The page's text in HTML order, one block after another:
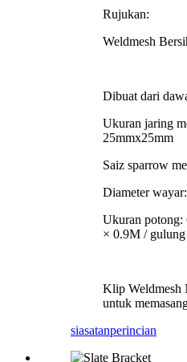
Rujukan:
Weldmesh
Dibuat dari
Ukuran jaring
25mmx25mm
Saiz sparrow
Diameter
Ukuran potong:
× 0.9M / gulung
Klip Weldmesh
untuk
siasatanperincian